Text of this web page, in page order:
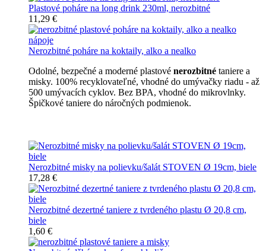
Plastové poháre na long drink 230ml, nerozbitné
11,29 €
Nerozbitné poháre na koktaily, alko a nealko
Odolné, bezpečné a moderné plastové nerozbitné taniere a
misky. 100% recyklovateľné, vhodné do umývačky riadu - až
500 umývacích cyklov. Bez BPA, vhodné do mikrovlnky.
Špičkové taniere do náročných podmienok.
Nerozbitné misky na polievku/šalát STOVEN Ø 19cm, biele
17,28 €
Nerozbitné dezertné taniere z tvrdeného plastu Ø 20,8 cm,
biele
1,60 €